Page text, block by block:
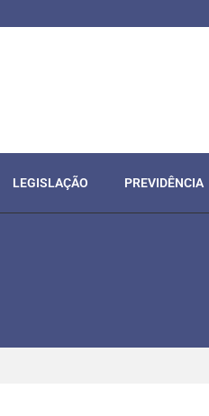
LEGISLAÇÃO PREVIDÊNCIA